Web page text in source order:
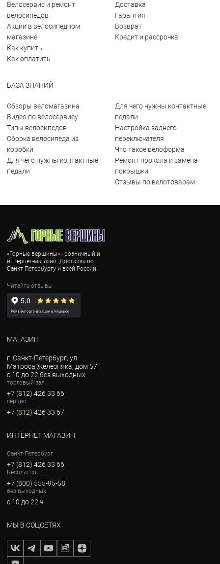
Велосервис и ремонт
велосипедов
Акции в велосипедном
магазине
Как купить
Как оплатить
Доставка
Гарантия
Возврат
Кредит и рассрочка
БАЗА ЗНАНИЙ
Обзоры веломагазина
Видео по велосервису
Типы велосипедов
Сборка велосипеда из
коробки
Для чего нужны контактные
педали
Для чего нужны контактные
педали
Настройка заднего
переключателя
Что такое велоформа
Ремонт прокола и замена
покрышки
Отзывы по велотоварам
«Горные вершины» - розничный и
интернет-магазин. Доставка по
Санкт-Петербургу и всей России.
Читайте отзывы
МАГАЗИН
г. Санкт-Петербург, ул.
Матроса Железняка, дом 57
с 10 до 22 без выходных
торговый зал
+7 (812) 426 33 66
сервис
+7 (812) 426 33 67
ИНТЕРНЕТ МАГАЗИН
Санкт-Петербург
+7 (812) 426 33 66
Бесплатно
+7 (800) 555-95-58
без выходных
с 10 до 22 ч
МЫ В СОЦСЕТЯХ